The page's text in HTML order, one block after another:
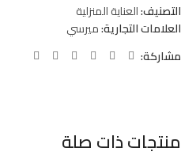
التصنيف:العناية المنزلية
العلامات التجارية:ميرسي
مشاركة:
منتجات ذات صلة